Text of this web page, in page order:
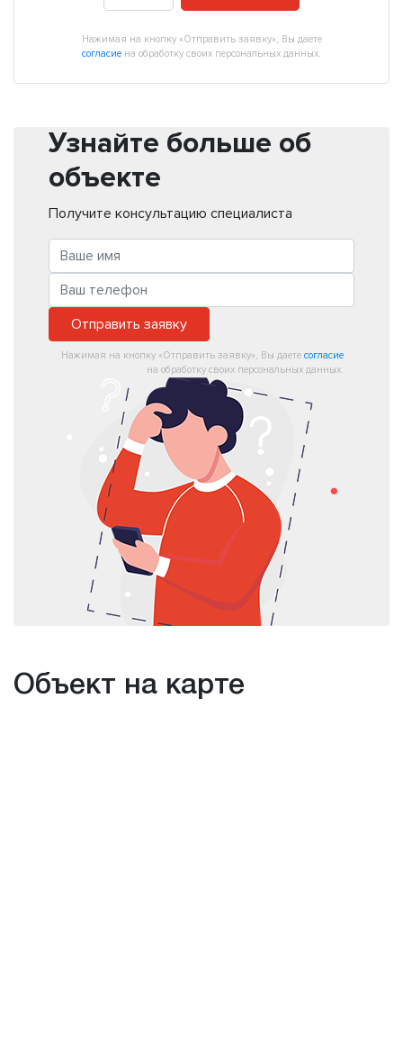
Нажимая на кнопку «Отправить заявку», Вы даете
согласие на обработку своих персональных данных.
Узнайте больше об
объекте
Получите консультацию специалиста
Отправить заявку
Нажимая на кнопку «Отправить заявку», Вы даете согласие
на обработку своих персональных данных.
Объект на карте